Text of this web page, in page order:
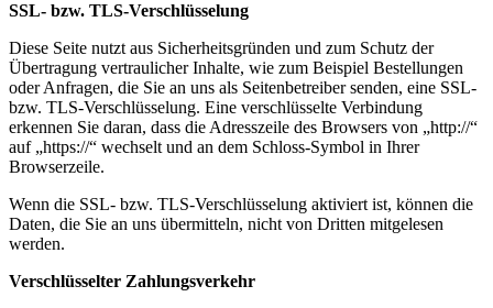
SSL- bzw. TLS-Verschlüsselung
Diese Seite nutzt aus Sicherheitsgründen und zum Schutz der
Übertragung vertraulicher Inhalte, wie zum Beispiel Bestellungen
oder Anfragen, die Sie an uns als Seitenbetreiber senden, eine SSL-
bzw. TLS-Verschlüsselung. Eine verschlüsselte Verbindung
erkennen Sie daran, dass die Adresszeile des Browsers von „http://“
auf „https://“ wechselt und an dem Schloss-Symbol in Ihrer
Browserzeile.
Wenn die SSL- bzw. TLS-Verschlüsselung aktiviert ist, können die
Daten, die Sie an uns übermitteln, nicht von Dritten mitgelesen
werden.
Verschlüsselter Zahlungsverkehr